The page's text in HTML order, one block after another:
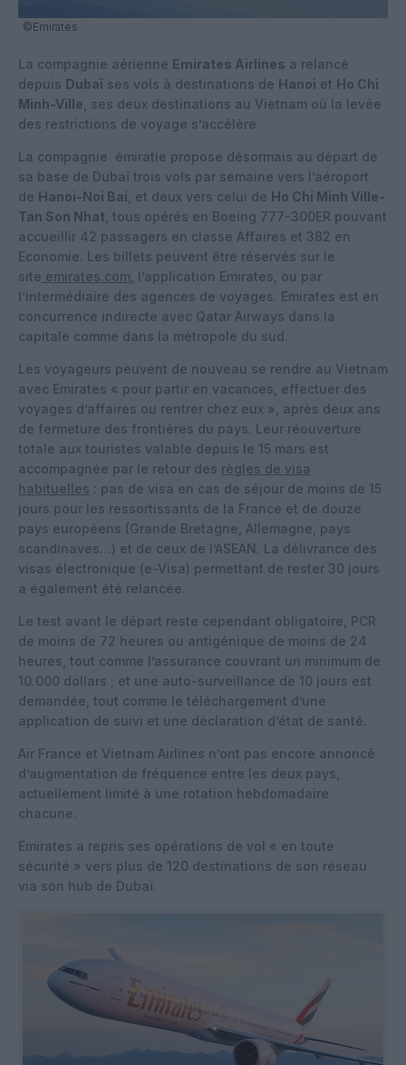
©Emirates
La compagnie aérienne Emirates Airlines a relancé
depuis Dubaï ses vols à destinations de Hanoi et Ho Chi
Minh-Ville , ses deux destinations au Vietnam où la levée
des restrictions de voyage s’accélère.
La compagnie émiratie propose désormais au départ de
sa base de Dubaï trois vols par semaine vers l’aéroport
de Hanoi-Noi Bai , et deux vers celui de Ho Chi Minh Ville-
Tan Son Nhat , tous opérés en Boeing 777-300ER pouvant
accueillir 42 passagers en classe Affaires et 382 en
Economie. Les billets peuvent être réservés sur le
site emirates.com , l’application Emirates, ou par
l’intermédiaire des agences de voyages. Emirates est en
concurrence indirecte avec Qatar Airways dans la
capitale comme dans la métropole du sud.
Les voyageurs peuvent de nouveau se rendre au Vietnam
avec Emirates « pour partir en vacances, effectuer des
voyages d’affaires ou rentrer chez eux », après deux ans
de fermeture des frontières du pays. Leur réouverture
totale aux touristes valable depuis le 15 mars est
accompagnée par le retour des règles de visa
habituelles : pas de visa en cas de séjour de moins de 15
jours pour les ressortissants de la France et de douze
pays européens (Grande Bretagne, Allemagne, pays
scandinaves…) et de ceux de l’ASEAN. La délivrance des
visas électronique (e-Visa) permettant de rester 30 jours
a également été relancée.
Le test avant le départ reste cependant obligatoire, PCR
de moins de 72 heures ou antigénique de moins de 24
heures, tout comme l’assurance couvrant un minimum de
10.000 dollars ; et une auto-surveillance de 10 jours est
demandée, tout comme le téléchargement d’une
application de suivi et une déclaration d’état de santé.
Air France et Vietnam Airlines n’ont pas encore annoncé
d’augmentation de fréquence entre les deux pays,
actuellement limité à une rotation hebdomadaire
chacune.
Emirates a repris ses opérations de vol « en toute
sécurité » vers plus de 120 destinations de son réseau
via son hub de Dubaï.